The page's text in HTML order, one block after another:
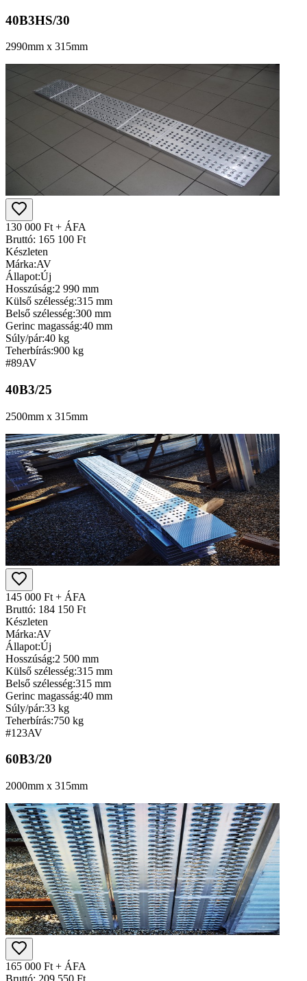
40B3HS/30
2990mm x 315mm
130 000 Ft + ÁFA
Bruttó: 165 100 Ft
Készleten
Márka:AV
Állapot:Új
Hosszúság:2 990 mm
Külső szélesség:315 mm
Belső szélesség:300 mm
Gerinc magasság:40 mm
Súly/pár:40 kg
Teherbírás:900 kg
#89AV
40B3/25
2500mm x 315mm
145 000 Ft + ÁFA
Bruttó: 184 150 Ft
Készleten
Márka:AV
Állapot:Új
Hosszúság:2 500 mm
Külső szélesség:315 mm
Belső szélesség:315 mm
Gerinc magasság:40 mm
Súly/pár:33 kg
Teherbírás:750 kg
#123AV
60B3/20
2000mm x 315mm
165 000 Ft + ÁFA